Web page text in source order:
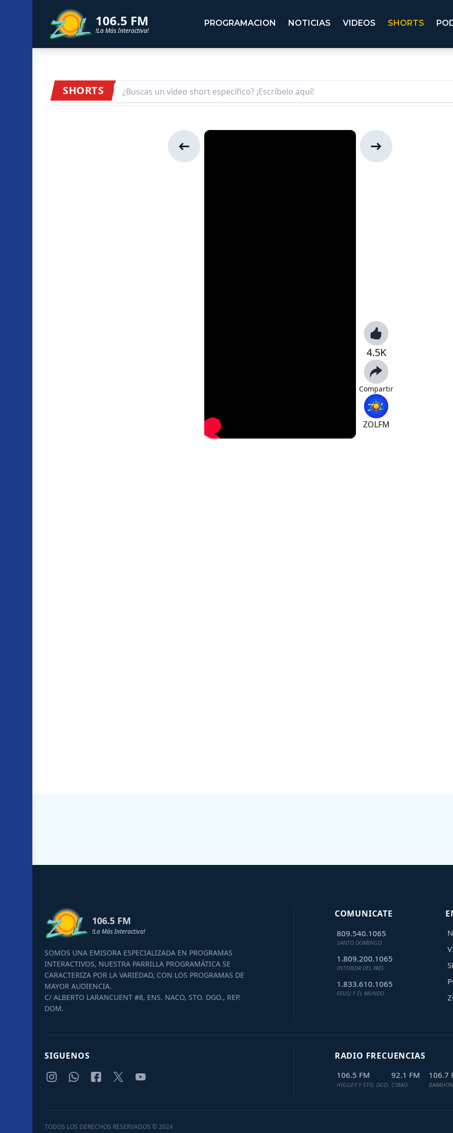
106.5 FM
!La Más Interactiva!
PROGRAMACION NOTICIAS VIDEOS SHORTS
SHORTS
4.5K
Compartir
ZOLFM
106.5 FM
!La Más Interactiva!
SOMOS UNA EMISORA ESPECIALIZADA EN PROGRAMAS
INTERACTIVOS, NUESTRA PARRILLA PROGRAMÁTICA SE
CARACTERIZA POR LA VARIEDAD, CON LOS PROGRAMAS DE
MAYOR AUDIENCIA.
C/ ALBERTO LARANCUENT #8, ENS. NACO, STO. DGO., REP.
DOM.
COMUNICATE
809.540.1065
SANTO DOMINGO
1.809.200.1065
INTERIOR DEL PAÍS
1.833.610.1065
EEUU Y EL MUNDO
SIGUENOS RADIO FRECUENCIAS
106.5 FM
HIGUEY Y STO. DGO.
92.1 FM
CIBAO
106.7
TODOS LOS DERECHOS RESERVADOS © 2024